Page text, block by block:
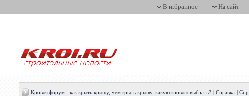
В избранное На сайт
Кровля форум - как крыть крышу, чем крыть крышу, какую кровлю выбрать? |Справка |